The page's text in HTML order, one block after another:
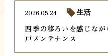
四季の移ろいを感じな
戸メンテナンス
2026.05.24 生活